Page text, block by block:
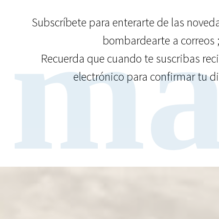
de
producto
Subscríbete para enterarte de las
bombardearte a correos
Recuerda que cuando te suscribas
electrónico para confirmar tu